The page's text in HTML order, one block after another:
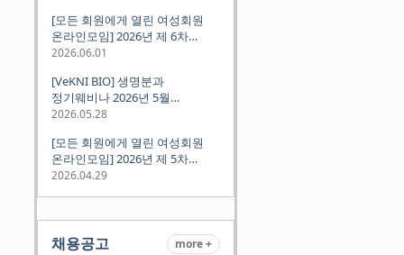
[모든 회원에게 열린 여성회원
온라인모임] 2026년 제 6차
정기모임 (6월 10일 수요일 저녁
2026.06.01
[VeKNI BIO] 생명분과
정기웨비나 2026년 5월
(2026.05.28 Thu 9:00PM)
2026.05.28
[모든 회원에게 열린 여성회원
온라인모임] 2026년 제 5차
정기모임 (5월 12일 화요일 저녁
2026.04.29
채용공고 more +